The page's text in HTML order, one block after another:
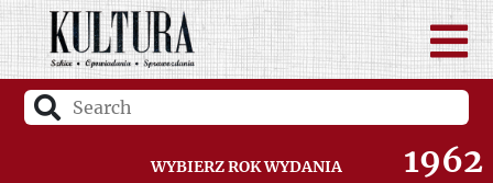
Wybierz rok wydania
1960
1961
1962